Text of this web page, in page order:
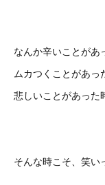
なんか辛いことがあ
ムカつくことがあっ
悲しいことがあった
そんな時こそ、笑い